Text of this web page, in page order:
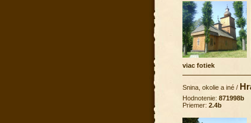
viac fotiek
Snina, okolie a iné /
Hodnotenie: 871998b
Priemer: 2.4b